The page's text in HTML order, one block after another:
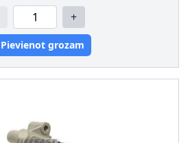
+
Pievienot grozam